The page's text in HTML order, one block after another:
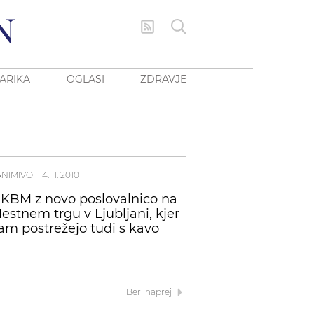
OGLASI ZDRAVJE
| 14. 11. 2010
z novo poslovalnico na
trgu v Ljubljani, kjer
postrežejo tudi s kavo
Beri naprej